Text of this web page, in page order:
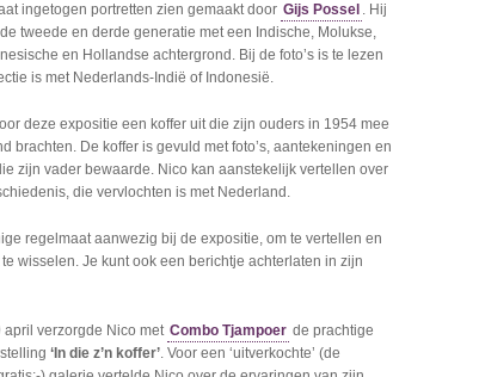
ingetogen portretten zien gemaakt door Gijs Possel . Hij
tweede en derde generatie met een Indische, Molukse,
en Hollandse achtergrond. Bij de foto’s is te lezen
is met Nederlands-Indië of Indonesië.
deze expositie een koffer uit die zijn ouders in 1954 mee
brachten. De koffer is gevuld met foto’s, aantekeningen en
zijn vader bewaarde. Nico kan aanstekelijk vertellen over
die vervlochten is met Nederland.
regelmaat aanwezig bij de expositie, om te vertellen en
wisselen. Je kunt ook een berichtje achterlaten in zijn
april verzorgde Nico met Combo Tjampoer de prachtige
‘In die z’n koffer’. Voor een ‘uitverkochte’ (de